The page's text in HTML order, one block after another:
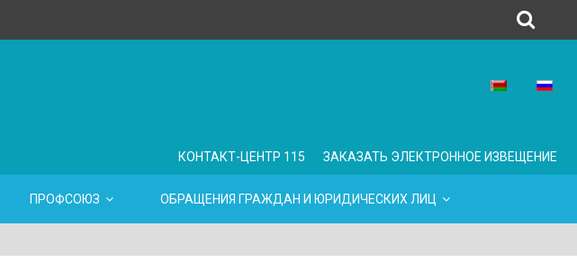
КОНТАКТ-ЦЕНТР 115 ЗАКАЗАТЬ ЭЛЕКТРОННОЕ ИЗВЕЩЕНИЕ
ПРОФСОЮЗ ОБРАЩЕНИЯ ГРАЖДАН И ЮРИДИЧЕСКИХ ЛИЦ